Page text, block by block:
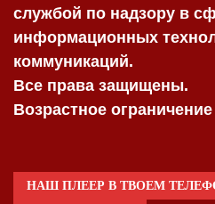
службой по надзору в
информационных
коммуникаций.
Все права защищены.
Возрастное ограничение
НАШ ПЛЕЕР В ТВОЕМ